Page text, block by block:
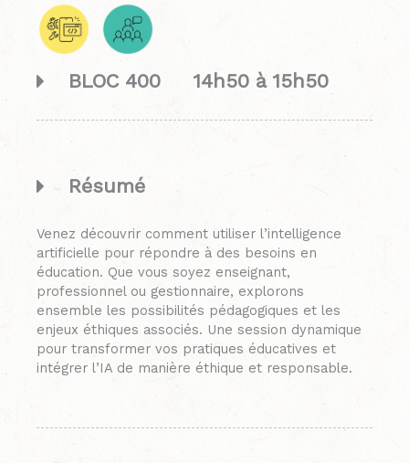
BLOC 400 14h50 à 15h50
Résumé
Venez découvrir comment utiliser l’intelligence
artificielle pour répondre à des besoins en
éducation. Que vous soyez enseignant,
professionnel ou gestionnaire, explorons
ensemble les possibilités pédagogiques et les
enjeux éthiques associés. Une session dynamique
pour transformer vos pratiques éducatives et
intégrer l’IA de manière éthique et responsable.